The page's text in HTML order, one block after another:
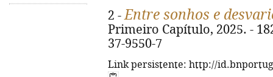
2 -Entre sonhos e
Primeiro Capítulo, 2025. -
37-9550-7
Link persistente: http://